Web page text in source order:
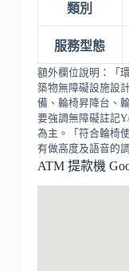
類別
服務型態
額外欄位說明：「
築物無障礙設施設
備、輪椅昇降台、
要強調無障礙註記
為主。「符合輪椅
有做高度及語音的
ATM 提款機